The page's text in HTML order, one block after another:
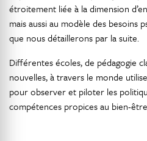
étroitement liée à la dimension
mais aussi au modèle des besoins
que nous détaillerons par la suite.
Différentes écoles, de pédagogie
nouvelles, à travers le monde
pour observer et piloter les
compétences propices au bien-